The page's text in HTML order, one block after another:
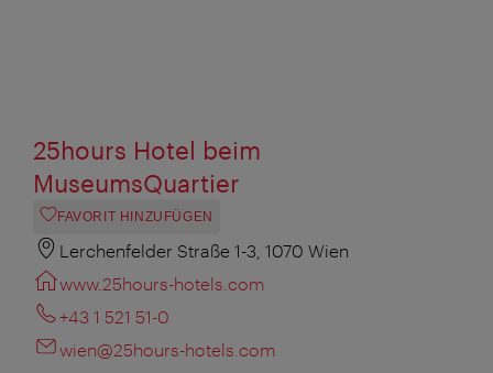
25hours Hotel beim
MuseumsQuartier
FAVORIT HINZUFÜGEN
Lerchenfelder Straße 1-3, 1070 Wien
www.25hours-hotels.com
+43 1 521 51-0
wien@25hours-hotels.com